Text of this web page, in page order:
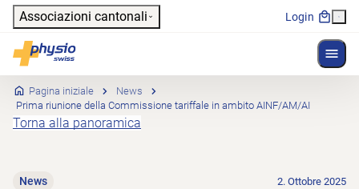
Header
Associazioni cantonali Login
Physioswiss
Navigazione principale
Pagina iniziale
News
Prima riunione della Commissione tariffale in ambito AINF/AM/AI
Torna alla panoramica
News 2. Ottobre 2025